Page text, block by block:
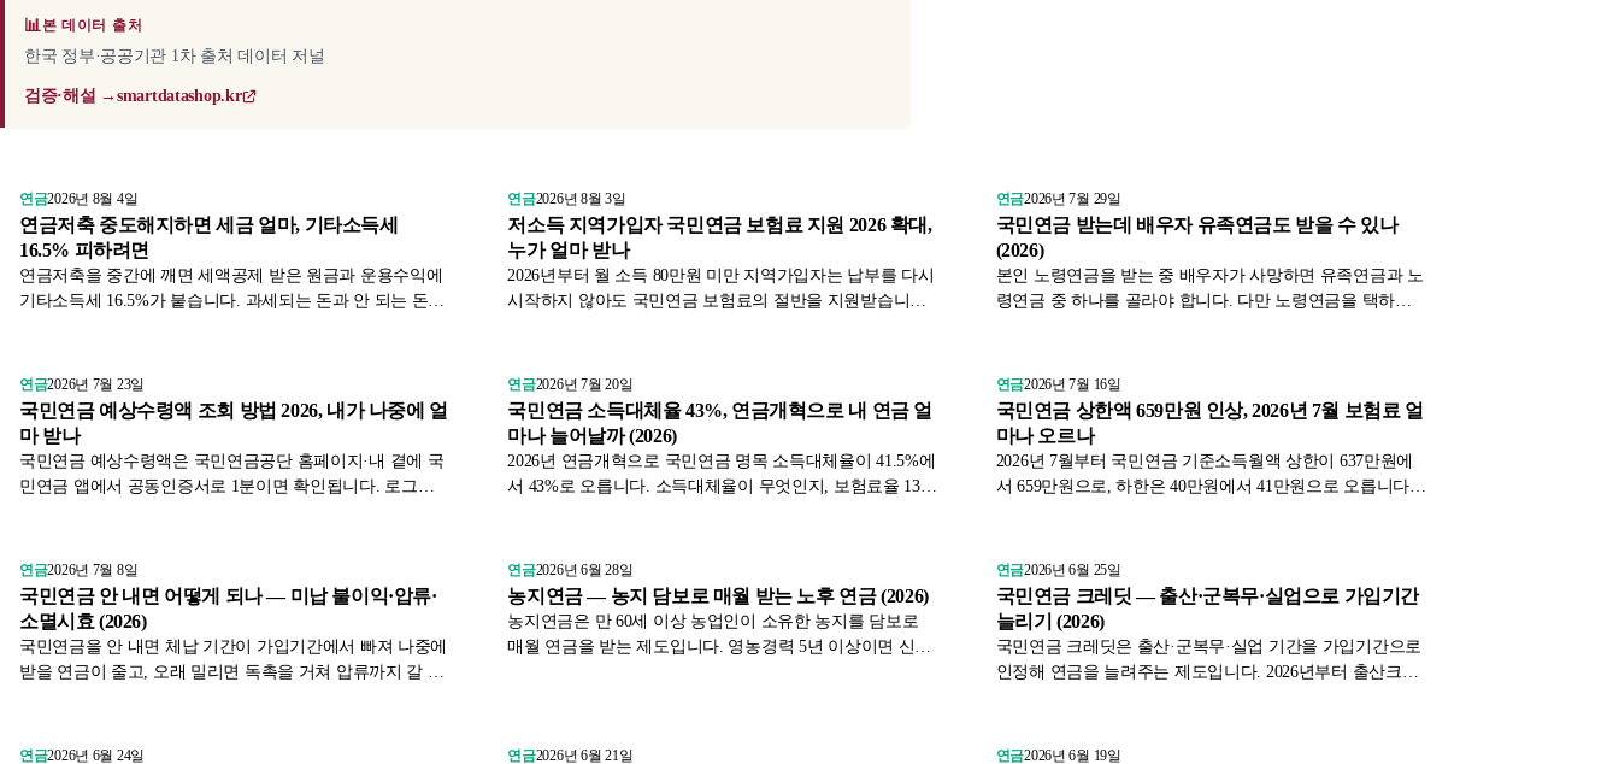
📊본 데이터 출처
한국 정부·공공기관 1차 출처 데이터 저널
검증·해설 → smartdatashop.kr
연금2026년 8월 4일
연금저축 중도해지하면 세금 얼마, 기타소득세
16.5% 피하려면
연금저축을 중간에 깨면 세액공제 받은 원금과 운용수익에
기타소득세 16.5%가 붙습니다. 과세되는 돈과 안 되는 돈의
연금2026년 8월 3일
저소득 지역가입자 국민연금 보험료 지원 2026 확대,
누가 얼마 받나
2026년부터 월 소득 80만원 미만 지역가입자는 납부를 다시
시작하지 않아도 국민연금 보험료의 절반을 지원받습니다.
정리했습니다.
연금2026년 7월 29일
국민연금 받는데 배우자 유족연금도 받을 수 있나
(2026)
본인 노령연금을 받는 중 배우자가 사망하면 유족연금과 노
령연금 중 하나를 골라야 합니다. 다만 노령연금을 택하면
연금2026년 7월 23일
국민연금 예상수령액 조회 방법 2026, 내가 나중에 얼
마 받나
국민연금 예상수령액은 국민연금공단 홈페이지·내 곁에 국
민연금 앱에서 공동인증서로 1분이면 확인됩니다. 로그인
법을 정리했습니다.
연금2026년 7월 20일
국민연금 소득대체율 43%, 연금개혁으로 내 연금 얼
마나 늘어날까 (2026)
2026년 연금개혁으로 국민연금 명목 소득대체율이 41.5%에
서 43%로 오릅니다. 소득대체율이 무엇인지, 보험료율 13%
리했습니다.
연금2026년 7월 16일
국민연금 상한액 659만원 인상, 2026년 7월 보험료 얼
마나 오르나
2026년 7월부터 국민연금 기준소득월액 상한이 637만원에
서 659만원으로, 하한은 40만원에서 41만원으로 오릅니다.
리했습니다.
연금2026년 7월 8일
국민연금 안 내면 어떻게 되나 — 미납 불이익·압류·
소멸시효 (2026)
국민연금을 안 내면 체납 기간이 가입기간에서 빠져 나중에
받을 연금이 줄고, 오래 밀리면 독촉을 거쳐 압류까지 갈 수
리했습니다.
연금2026년 6월 28일
농지연금 — 농지 담보로 매월 받는 노후 연금 (2026)
농지연금은 만 60세 이상 농업인이 소유한 농지를 담보로
매월 연금을 받는 제도입니다. 영농경력 5년 이상이면 신청
연금2026년 6월 25일
국민연금 크레딧 — 출산·군복무·실업으로 가입기간
늘리기 (2026)
국민연금 크레딧은 출산·군복무·실업 기간을 가입기간으로
인정해 연금을 늘려주는 제도입니다. 2026년부터 출산크레
리했습니다.
연금2026년 6월 24일 연금2026년 6월 21일 연금2026년 6월 19일